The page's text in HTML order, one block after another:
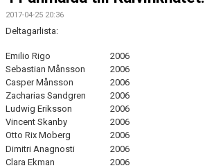
POLICY
PARTNERS
VÅRA PARTNERS
KALENDER
MATCHER
2017-04-25 20:36
Deltagarlista:
Emilio Rigo
2006
Sebastian Månsson
2006
Casper Månsson
2006
Zacharias Sandgren
2006
Ludwig Eriksson
2006
Vincent Skanby
2006
Otto Rix Moberg
2006
Dimitri Anagnosti
2006
Clara Ekman
2006